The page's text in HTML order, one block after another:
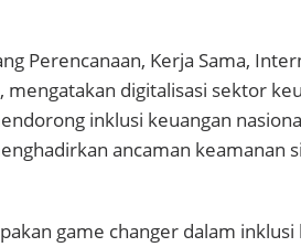
Perencanaan, Kerja Sama,
mengatakan digitalisasi sektor
inklusi keuangan
ancaman keamanan
game changer dalam